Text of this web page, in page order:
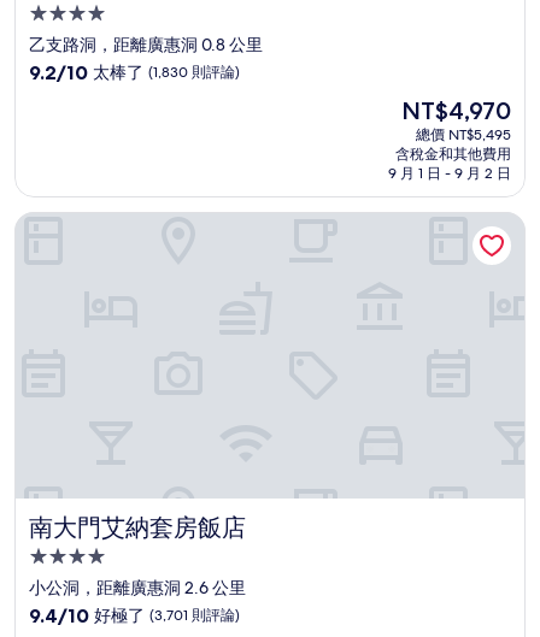
4.0
星
級
乙支路洞，距離廣惠洞 0.8 公里
9.2
太
棒
9.2/10 太棒了 (1,830 則評論)
現
在
價
格
為
NT$4,970
NT$4,970
總價 NT$5,495
含稅金和其他費用
9 月 1 日 - 9 月 2 日
南大門艾納套房飯店
南大門艾納套房飯店
4.0
星
級
小公洞，距離廣惠洞 2.6 公里
9.4
9.4/10 好極了 (3,701 則評論)
南大門艾納套房飯店